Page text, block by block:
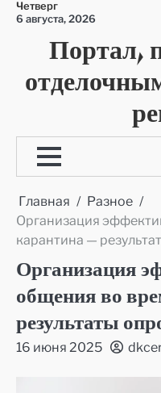
Перейти
содержимому
Четверг
6 августа, 2026
Портал,
Главная
Разное
Организация
карантина —
Организация
общения во
результаты
16 июня 2025